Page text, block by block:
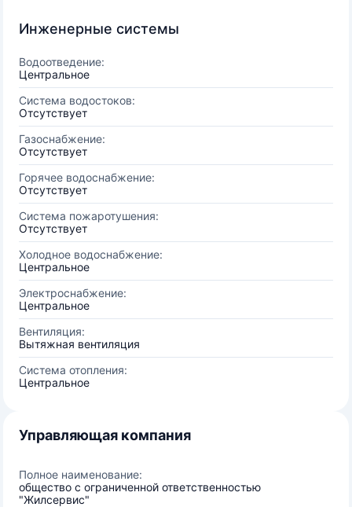
Инженерные системы
Водоотведение:
Центральное
Система водостоков:
Отсутствует
Газоснабжение:
Отсутствует
Горячее водоснабжение:
Отсутствует
Система пожаротушения:
Отсутствует
Холодное водоснабжение:
Центральное
Электроснабжение:
Центральное
Вентиляция:
Вытяжная вентиляция
Система отопления:
Центральное
Управляющая компания
Полное наименование:
общество с ограниченной ответственностью
"Жилсервис"